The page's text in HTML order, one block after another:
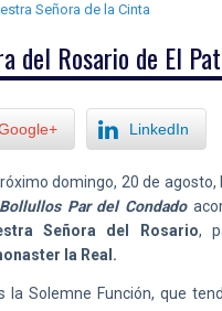
Señora de la Cinta
del Rosario de El
LinkedIn
domingo, 20 de agosto,
Par del Condado
Señora del Rosario,
la Real.
la Solemne Función, que